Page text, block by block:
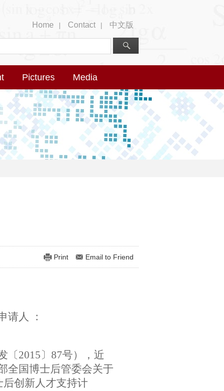
Home | Contact | 中文版
Pictures Media
Print Email to Friend
请人 ：
〔2015〕87号），近
全国博士后管委会关于
后创新人才支持计